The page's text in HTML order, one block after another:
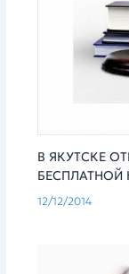
В ЯКУТСКЕ
12/12/2014